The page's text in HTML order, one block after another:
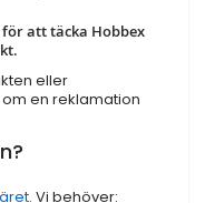
att täcka Hobbex
eller
en reklamation
. Vi behöver: